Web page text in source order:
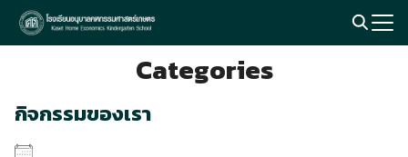
Skip
Categories
กิจกรรมของเรา